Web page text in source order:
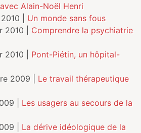
Alain-Noël Henri
| Un monde sans fous
2010 | Comprendre la psychiatrie
2010 | Pont-Piétin, un hôpital-
2009 | Le travail thérapeutique
| Les usagers au secours de la
| La dérive idéologique de la